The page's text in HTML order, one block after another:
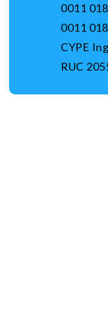
0011
0011
CYPE
RUC